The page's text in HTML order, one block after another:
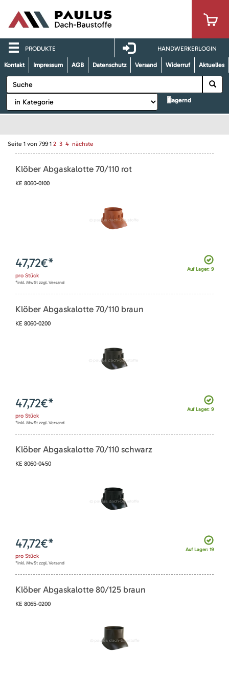
PRODUKTE HANDWERKERLOGIN
Kontakt Impressum AGB Datenschutz Versand Widerruf Aktuelles
lagernd
Seite 1 von 799 1 2 3 4 nächste
Klöber Abgaskalotte 70/110 rot
KE 8060-0100
Auf Lager: 9
47,72€*
pro Stück
*inkl. MwSt zzgl. Versand
Klöber Abgaskalotte 70/110 braun
KE 8060-0200
Auf Lager: 9
47,72€*
pro Stück
*inkl. MwSt zzgl. Versand
Klöber Abgaskalotte 70/110 schwarz
KE 8060-0450
Auf Lager: 19
47,72€*
pro Stück
*inkl. MwSt zzgl. Versand
Klöber Abgaskalotte 80/125 braun
KE 8065-0200